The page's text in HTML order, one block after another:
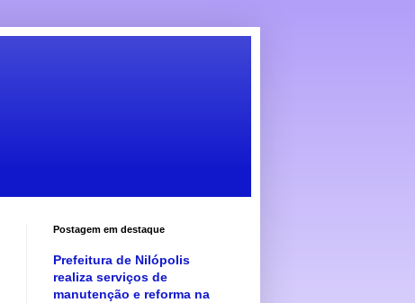
Postagem em destaque
Prefeitura de Nilópolis
realiza serviços de
manutenção e reforma na